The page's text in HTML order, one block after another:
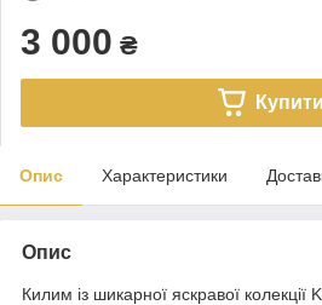
3 000 ₴
Купити
Опис Характеристики
Опис
Килим із шикарної яскравої колекції